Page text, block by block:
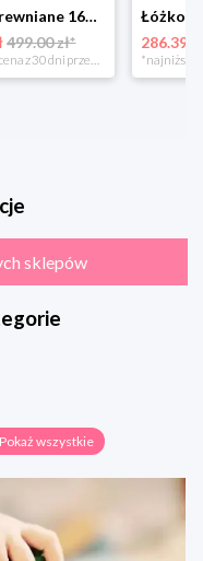
Łóżko drewniane 160x80 + materac BOBO P
499.00 zł* 286.39 zł
sklepów
Pokaż wszystkie